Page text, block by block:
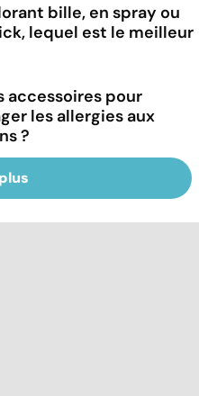
bille, en spray ou
lequel est le meilleur
accessoires pour
les allergies aux
?